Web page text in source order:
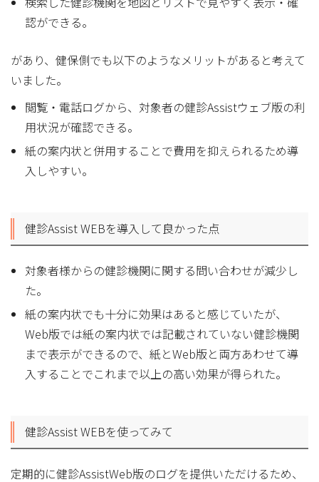
認ができる。
があり、健保側でも以下のようなメリットがあると考えて
いました。
閲覧・電話ログから、対象者の健診Assistウェブ版の利
用状況が確認できる。
紙の案内状と併用することで費用を抑えられるため導
入しやすい。
健診Assist WEBを導入して良かった点
対象者様からの健診機関に関する問い合わせが減少し
た。
紙の案内状でも十分に効果はあると感じていたが、
Web版では紙の案内状では記載されていない健診機関
まで表示ができるので、紙とWeb版と両方あわせて導
入することでこれまで以上の高い効果が得られた。
健診Assist WEBを使ってみて
定期的に健診AssistWeb版のログを提供いただけるため、